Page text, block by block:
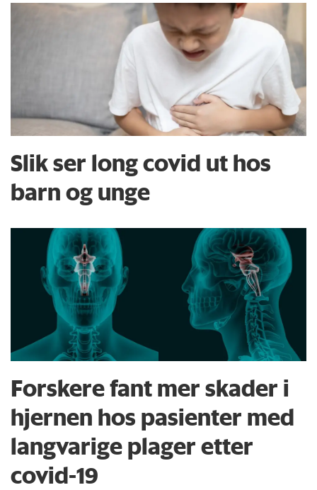
Slik ser long covid ut hos
barn og unge
Forskere fant mer skader i
hjernen hos pasienter med
langvarige plager etter
covid-19